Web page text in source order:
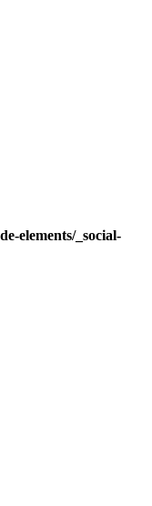
elements/_social-